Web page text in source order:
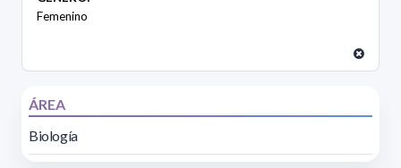
Femenino
ÁREA
Biología